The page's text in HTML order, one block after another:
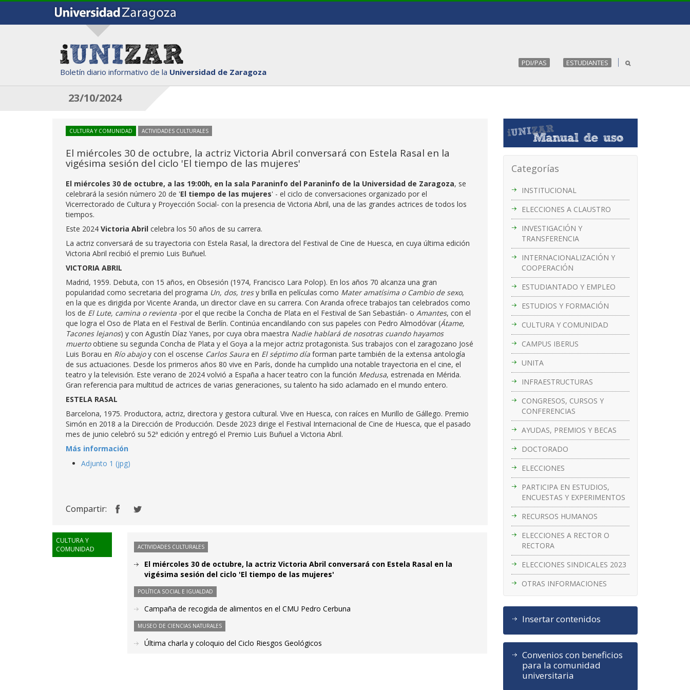
Boletín diario informativo de la Universidad de Zaragoza
PDI/PAS ESTUDIANTES
23/10/2024
Categorías
INSTITUCIONAL
ELECCIONES A CLAUSTRO
INVESTIGACIÓN Y
TRANSFERENCIA
INTERNACIONALIZACIÓN Y
COOPERACIÓN
ESTUDIANTADO Y EMPLEO
ESTUDIOS Y FORMACIÓN
CULTURA Y COMUNIDAD
CAMPUS IBERUS
UNITA
INFRAESTRUCTURAS
CONGRESOS, CURSOS Y
CONFERENCIAS
AYUDAS, PREMIOS Y BECAS
DOCTORADO
ELECCIONES
PARTICIPA EN ESTUDIOS,
ENCUESTAS Y EXPERIMENTOS
RECURSOS HUMANOS
ELECCIONES A RECTOR O
RECTORA
ELECCIONES SINDICALES 2023
OTRAS INFORMACIONES
Insertar contenidos
Convenios con beneficios
para la comunidad
universitaria
CULTURA Y COMUNIDAD ACTIVIDADES CULTURALES
El miércoles 30 de octubre, la actriz Victoria Abril conversará con Estela Rasal en la
vigésima sesión del ciclo 'El tiempo de las mujeres'
El miércoles 30 de octubre, a las 19:00h, en la sala Paraninfo del Paraninfo de la Universidad de Zaragoza, se
celebrará la sesión número 20 de 'El tiempo de las mujeres' - el ciclo de conversaciones organizado por el
Vicerrectorado de Cultura y Proyección Social- con la presencia de Victoria Abril, una de las grandes actrices de todos los
tiempos.
Este 2024 Victoria Abril celebra los 50 años de su carrera.
La actriz conversará de su trayectoria con Estela Rasal, la directora del Festival de Cine de Huesca, en cuya última edición
Victoria Abril recibió el premio Luis Buñuel.
VICTORIA ABRIL
Madrid, 1959. Debuta, con 15 años, en Obsesión (1974, Francisco Lara Polop). En los años 70 alcanza una gran
popularidad como secretaria del programa Un, dos, tresy brilla en películas como Mater amatísima o Cambio de sexo,
en la que es dirigida por Vicente Aranda, un director clave en su carrera. Con Aranda ofrece trabajos tan celebrados como
los de El Lute, camina o revienta -por el que recibe la Concha de Plata en el Festival de San Sebastián- o Amantes, con el
que logra el Oso de Plata en el Festival de Berlín. Continúa encandilando con sus papeles con Pedro Almodóvar (Átame,
Tacones lejanos) y con Agustín Díaz Yanes, por cuya obra maestra Nadie hablará de nosotras cuando hayamos
muertoobtiene su segunda Concha de Plata y el Goya a la mejor actriz protagonista. Sus trabajos con el zaragozano José
Luis Borau en Río abajoy con el oscense Carlos Saura en El séptimo día forman parte también de la extensa antología
de sus actuaciones. Desde los primeros años 80 vive en París, donde ha cumplido una notable trayectoria en el cine, el
teatro y la televisión. Este verano de 2024 volvió a España a hacer teatro con la función Medusa, estrenada en Mérida.
Gran referencia para multitud de actrices de varias generaciones, su talento ha sido aclamado en el mundo entero.
ESTELA RASAL
Barcelona, 1975. Productora, actriz, directora y gestora cultural. Vive en Huesca, con raíces en Murillo de Gállego. Premio
Simón en 2018 a la Dirección de Producción. Desde 2023 dirige el Festival Internacional de Cine de Huesca, que el pasado
mes de junio celebró su 52ª edición y entregó el Premio Luis Buñuel a Victoria Abril.
Más información
Adjunto 1 (jpg)
Compartir:
CULTURA Y
COMUNIDAD
ACTIVIDADES CULTURALES
El miércoles 30 de octubre, la actriz Victoria Abril conversará con Estela Rasal en la
vigésima sesión del ciclo 'El tiempo de las mujeres'
POLÍTICA SOCIAL E IGUALDAD
Campaña de recogida de alimentos en el CMU Pedro Cerbuna
MUSEO DE CIENCIAS NATURALES
Última charla y coloquio del Ciclo Riesgos Geológicos